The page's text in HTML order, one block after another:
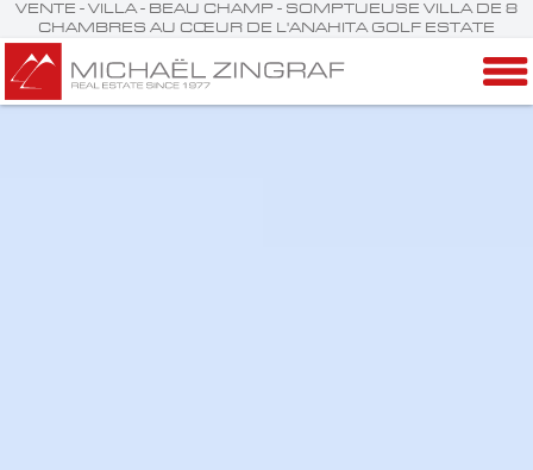
VENTE - VILLA - BEAU CHAMP - SOMPTUEUSE VILLA DE 8
CHAMBRES AU CŒUR DE L'ANAHITA GOLF ESTATE